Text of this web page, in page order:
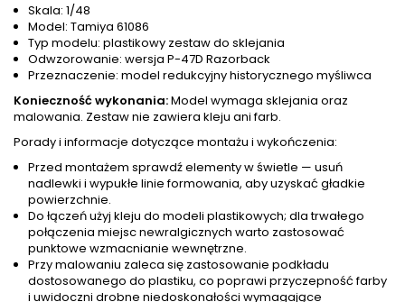
Skala: 1/48
Model: Tamiya 61086
Typ modelu: plastikowy zestaw do sklejania
Odwzorowanie: wersja P-47D Razorback
Przeznaczenie: model redukcyjny historycznego myśliwca
Konieczność wykonania:Model wymaga sklejania oraz
malowania. Zestaw nie zawiera kleju ani farb.
Porady i informacje dotyczące montażu i wykończenia:
Przed montażem sprawdź elementy w świetle — usuń
nadlewki i wypukłe linie formowania, aby uzyskać gładkie
powierzchnie.
Do łączeń użyj kleju do modeli plastikowych; dla trwałego
połączenia miejsc newralgicznych warto zastosować
punktowe wzmacnianie wewnętrzne.
Przy malowaniu zaleca się zastosowanie podkładu
dostosowanego do plastiku, co poprawi przyczepność farby
i uwidoczni drobne niedoskonałości wymagające